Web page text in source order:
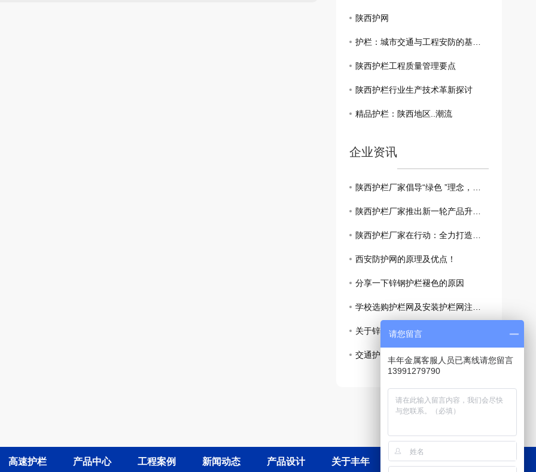
陕西护网
护栏：城市交通与工程安防的基础防护设施
陕西护栏工程质量管理要点
陕西护栏行业生产技术革新探讨
精品护栏：陕西地区..潮流
企业资讯
陕西护栏厂家倡导“绿色 ”理念，创造更美好的交通环境
陕西护栏厂家推出新一轮产品升级，助力城市交通建设
陕西护栏厂家在行动：全力打造道路 防护体系！
西安防护网的原理及优点！
分享一下锌钢护栏褪色的原因
学校选购护栏网及安装护栏网注意事项
关于锌钢草坪护栏涂层作用的介绍
交通护栏的高度有没有要求呢
高速护栏 产品中心 工程案例 新闻动态 产品设计 关于丰年 联系丰年
请您留言
丰年金属客服人员已离线请您留言
13991279790